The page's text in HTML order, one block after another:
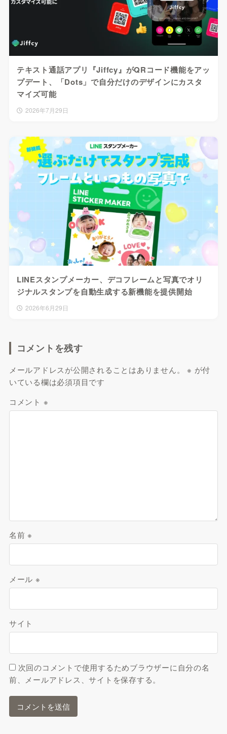
テキスト通話アプリ『Jiffcy』がQRコード機能をアッ
プデート、「Dots」で自分だけのデザインにカスタ
マイズ可能
2026年7月29日
LINEスタンプメーカー、デコフレームと写真でオリ
ジナルスタンプを自動生成する新機能を提供開始
2026年6月29日
コメントを残す
メールアドレスが公開されることはありません。 ※ が付
いている欄は必須項目です
コメント ※
名前※
メール ※
サイト
次回のコメントで使用するためブラウザーに自分の名
前、メールアドレス、サイトを保存する。